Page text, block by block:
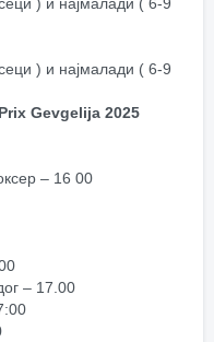
) и најмалади ( 6-9
Gevgelija 2025
– 16 00
– 17.00